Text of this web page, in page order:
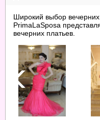
Широкий выбор
PrimaLaSposa
вечерних платьев.